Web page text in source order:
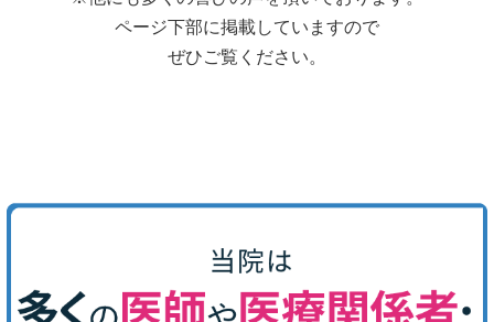
ページ下部に掲載していますので
ぜひご覧ください。